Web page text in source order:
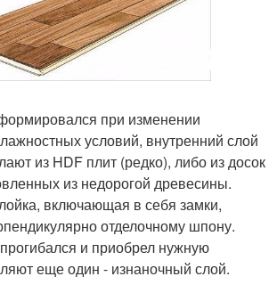
при изменении
условий, внутренний слой
из HDF плит (редко), либо из досок
из недорогой древесины.
включающая в себя замки,
отделочному шпону.
и приобрел нужную
еще один - изнаночный слой.